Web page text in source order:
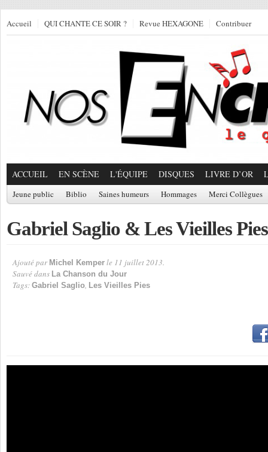
Accueil QUI CHANTE CE SOIR ? Revue HEXAGONE Contribuer
ACCUEIL EN SCÈNE L'ÉQUIPE DISQUES LIVRE D’OR
Jeune public Biblio Saines humeurs Hommages Merci Collègues
Gabriel Saglio & Les Vieilles
Ajouté par Michel Kemper le 11 juillet 2013.
Sauvé dans La Chanson du Jour
Tags: Gabriel Saglio, Les Vieilles Pies